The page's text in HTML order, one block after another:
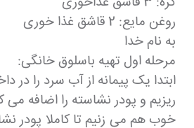
روغن مایع: 2 قاشق غذا خوری
به نام خدا
مرحله اول تهیه باسلوق خانگی:
ابتدا یک پیمانه از آب سرد را
ریزیم و پودر نشاسته را اضافه
خوب هم می زنیم تا کاملا پودر